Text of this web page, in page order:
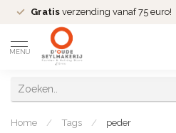
Gratis verzending vanaf 75 euro!
MENU
Home / Tags / peder